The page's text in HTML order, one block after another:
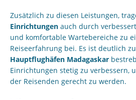
Zusätzlich zu diesen Leistungen,
Einrichtungen auch durch
und komfortable Wartebereiche zu
Reiseerfahrung bei. Es ist deutlich
Hauptflughäfen Madagaskar
Einrichtungen stetig zu verbessern,
der Reisenden gerecht zu werden.